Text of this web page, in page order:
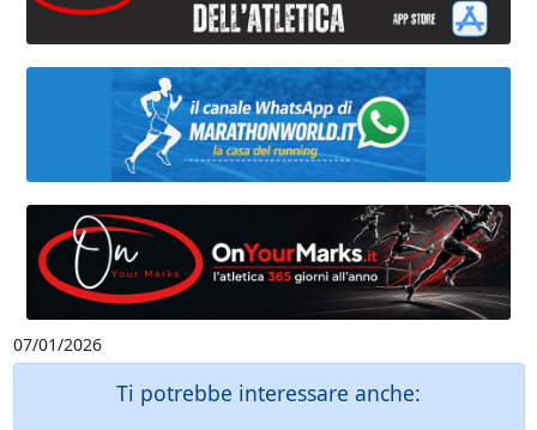
07/01/2026
Ti potrebbe interessare anche: